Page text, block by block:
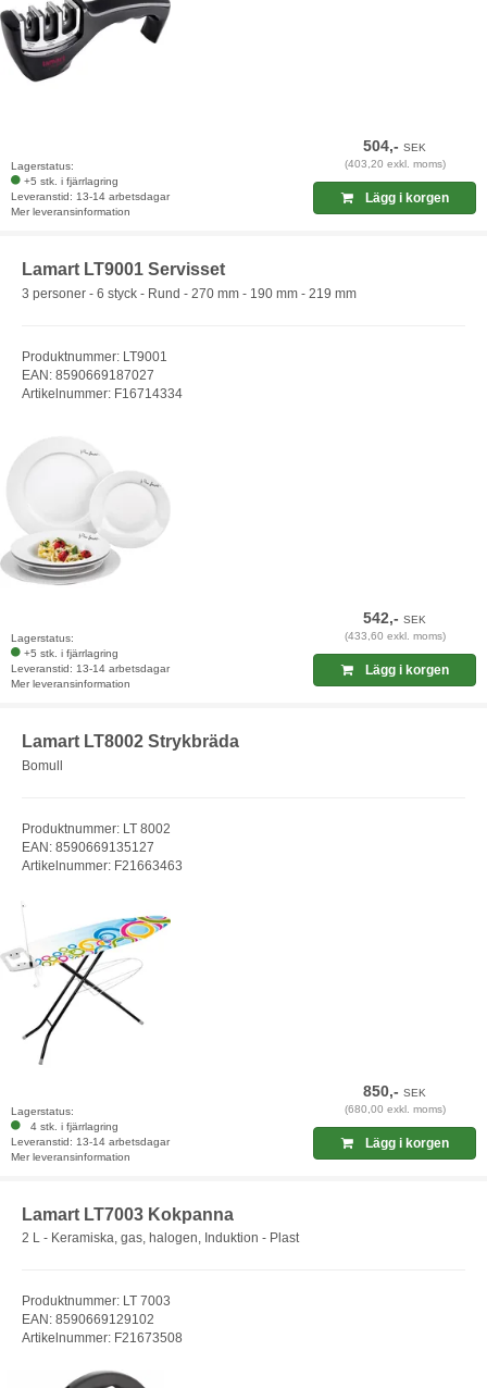
Lagerstatus:
+5 stk. i fjärrlagring
Leveranstid: 13-14 arbetsdagar
Mer leveransinformation
504,-SEK
(403,20 exkl. moms)
Lägg i korgen
Lamart LT9001 Servisset
3 personer - 6 styck - Rund - 270 mm - 190 mm - 219 mm
Produktnummer: LT9001
EAN: 8590669187027
Artikelnummer: F16714334
Lagerstatus:
+5 stk. i fjärrlagring
Leveranstid: 13-14 arbetsdagar
Mer leveransinformation
542,-SEK
(433,60 exkl. moms)
Lägg i korgen
Lamart LT8002 Strykbräda
Bomull
Produktnummer: LT 8002
EAN: 8590669135127
Artikelnummer: F21663463
Lagerstatus:
4 stk. i fjärrlagring
Leveranstid: 13-14 arbetsdagar
Mer leveransinformation
850,-SEK
(680,00 exkl. moms)
Lägg i korgen
Lamart LT7003 Kokpanna
2 L - Keramiska, gas, halogen, Induktion - Plast
Produktnummer: LT 7003
EAN: 8590669129102
Artikelnummer: F21673508